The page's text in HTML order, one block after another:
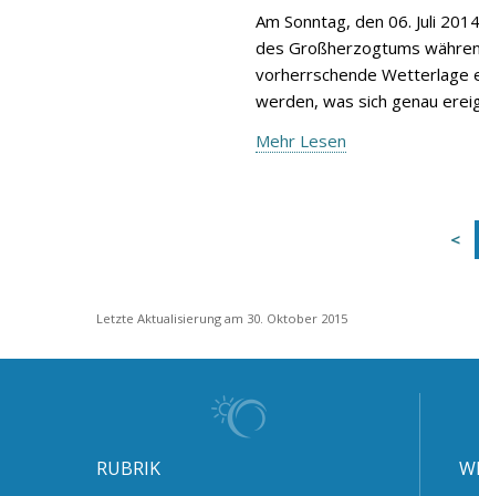
Am Sonntag, den 06. Juli
des Großherzogtums
vorherrschende Wetterlage
werden, was sich genau
Mehr Lesen
Letzte Aktualisierung am 30. Oktober 2015
RUBRIK